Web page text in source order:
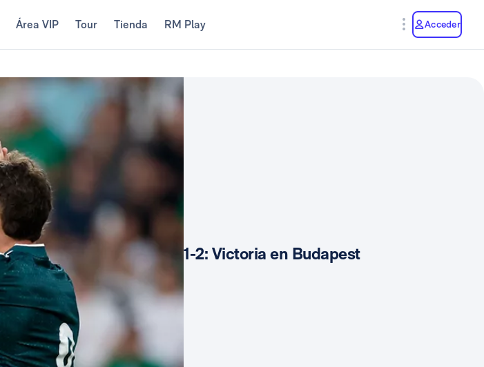
Área VIP Tour Tienda RM Play Acceder
1-2: Victoria en Budapest